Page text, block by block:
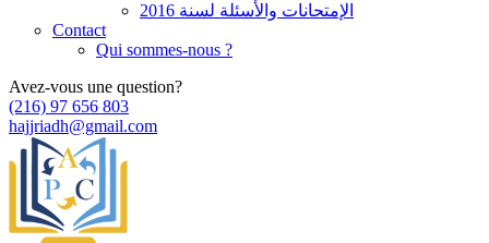
الإمتحانات والأسئلة لسنة 2016
Contact
Qui sommes-nous ?
Avez-vous une question?
(216) 97 656 803
hajjriadh@gmail.com